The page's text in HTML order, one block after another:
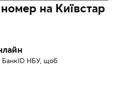
на Київстар
БанкID НБУ, щоб